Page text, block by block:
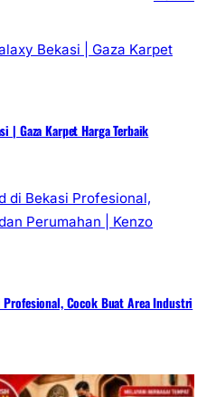
| Gaza Karpet Harga Terbaik
Cocok Buat Area Industri